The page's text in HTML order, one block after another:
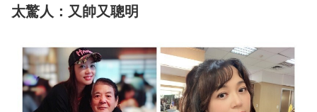
太驚人：又帥又聰明